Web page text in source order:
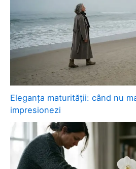
Eleganța maturității: când nu
impresionezi